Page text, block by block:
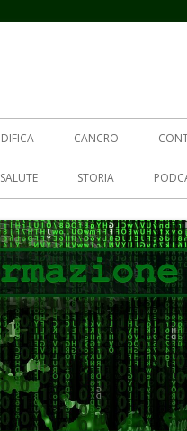
CANCRO
SALUTE STORIA